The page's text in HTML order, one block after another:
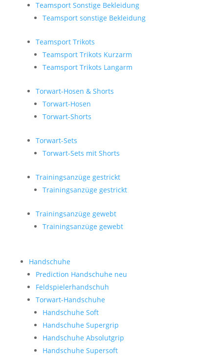
Teamsport Sonstige Bekleidung
Teamsport sonstige Bekleidung
Teamsport Trikots
Teamsport Trikots Kurzarm
Teamsport Trikots Langarm
Torwart-Hosen & Shorts
Torwart-Hosen
Torwart-Shorts
Torwart-Sets
Torwart-Sets mit Shorts
Trainingsanzüge gestrickt
Trainingsanzüge gestrickt
Trainingsanzüge gewebt
Trainingsanzüge gewebt
Handschuhe
Prediction Handschuhe neu
Feldspielerhandschuh
Torwart-Handschuhe
Handschuhe Soft
Handschuhe Supergrip
Handschuhe Absolutgrip
Handschuhe Supersoft